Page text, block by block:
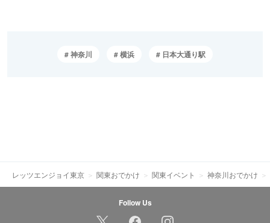
神奈川 横浜 日本大通り駅
レッツエンジョイ東京 関東おでかけ 関東イベント 神奈川おでかけ
Follow Us